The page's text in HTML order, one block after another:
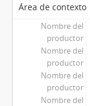
Área de contexto
Nombre del
productor
Nombre del
productor
Nombre del
productor
Nombre del